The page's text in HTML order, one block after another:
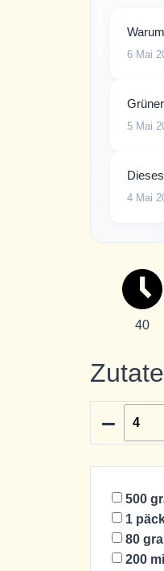
6 Mai
5 Mai
4 Mai
40
–
500
1
80
200